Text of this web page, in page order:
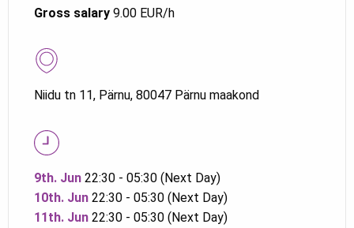
Gross salary 9.00 EUR/h
Niidu tn 11, Pärnu, 80047 Pärnu maakond
9th. Jun 22:30 - 05:30 (Next Day)
10th. Jun 22:30 - 05:30 (Next Day)
11th. Jun 22:30 - 05:30 (Next Day)